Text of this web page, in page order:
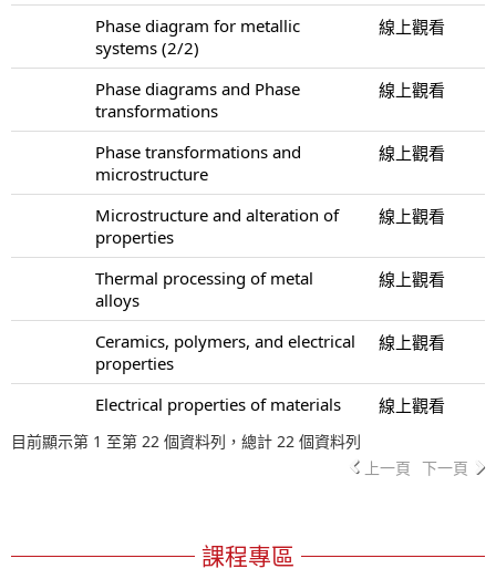
Phase diagram for metallic
systems (2/2)
線上觀看
Phase diagrams and Phase
transformations
線上觀看
Phase transformations and
microstructure
線上觀看
Microstructure and alteration of
properties
線上觀看
Thermal processing of metal
alloys
線上觀看
Ceramics, polymers, and electrical
properties
線上觀看
Electrical properties of materials 線上觀看
目前顯示第 1 至第 22 個資料列，總計 22 個資料列
上一頁 下一頁
課程專區